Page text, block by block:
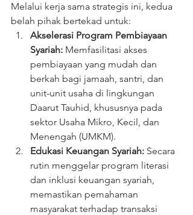
Melalui kerja sama strategis ini, kedua
belah pihak bertekad untuk:
Akselerasi Program Pembiayaan
Syariah: Memfasilitasi akses
pembiayaan yang mudah dan
berkah bagi jamaah, santri, dan
unit-unit usaha di lingkungan
Daarut Tauhid, khususnya pada
sektor Usaha Mikro, Kecil, dan
Menengah (UMKM).
Edukasi Keuangan Syariah: Secara
rutin menggelar program literasi
dan inklusi keuangan syariah,
memastikan pemahaman
masyarakat terhadap transaksi